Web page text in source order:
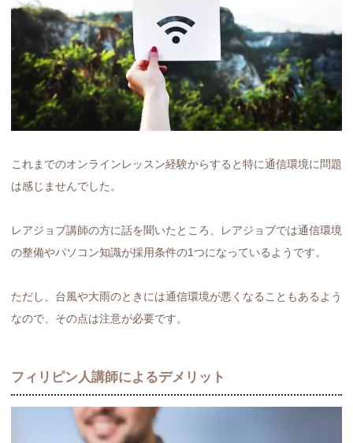
これまでのオンラインレッスン経験からすると特に通信環境に問題
は感じませんでした。
レアジョブ講師の方に話を聞いたところ、レアジョブでは通信環境
の整備やパソコン知識が採用条件の1つになっているようです。
ただし、台風や大雨のときには通信環境が悪くなることもあるよう
なので、その点は注意が必要です。
フィリピン人講師によるデメリット